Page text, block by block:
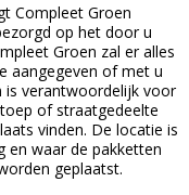
Compleet Groen
op het door u
Groen zal er alles
aangegeven of met u
is verantwoordelijk voor
of straatgedeelte
vinden. De locatie is
en waar de pakketten
geplaatst.